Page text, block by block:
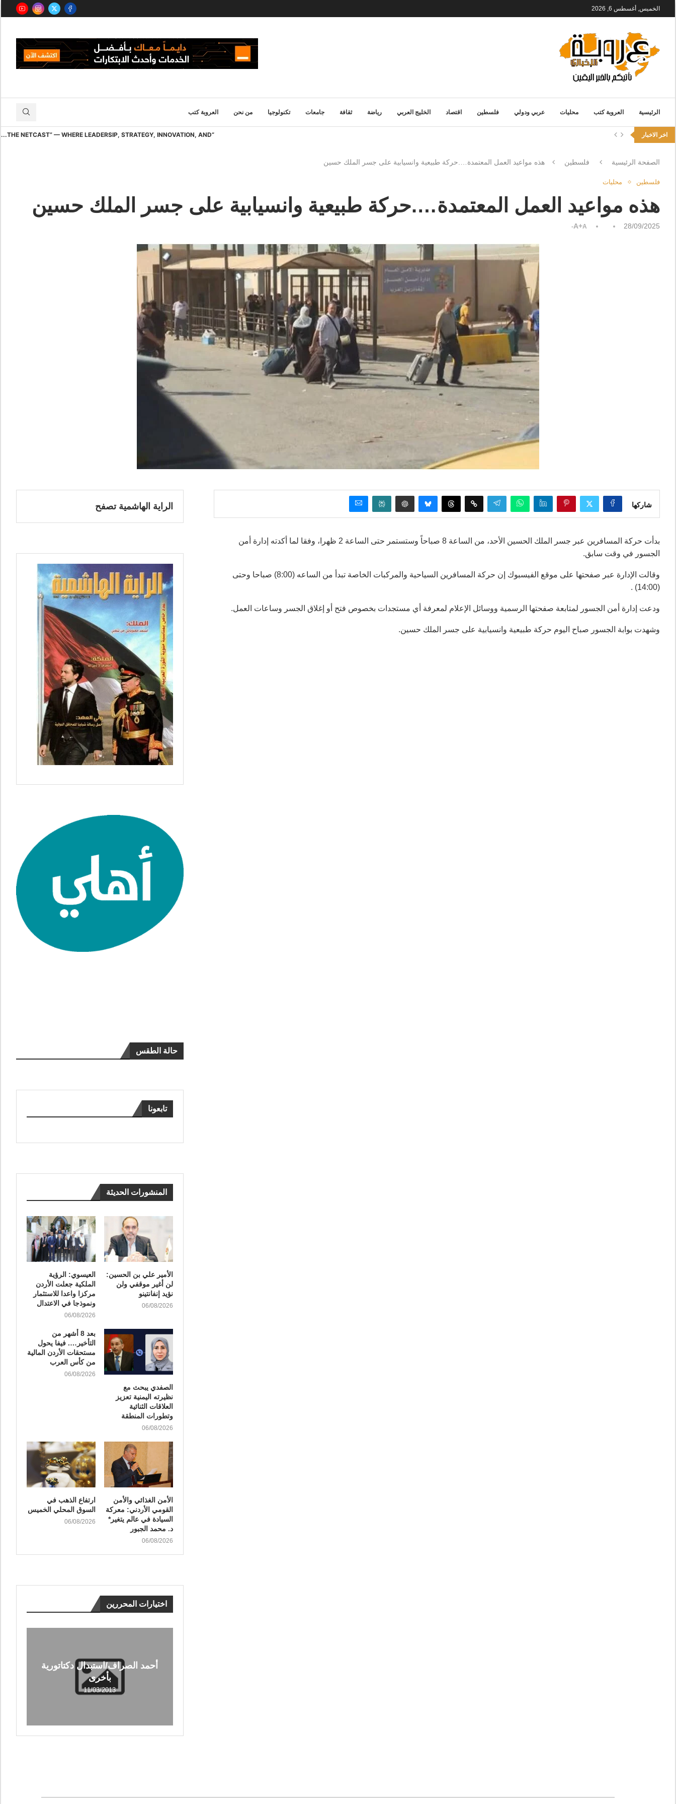
الخميس, أغسطس 6, 2026
الرئيسية العروبة كتب محليات عربي ودولي فلسطين اقتصاد الخليج العربي رياضة ثقافة جامعات تكنولوجيا من نحن العروبة كتب
اخر الاخبار “THE NETCAST” — WHERE LEADERSIP, STRATEGY, INNOVATION, AND...
الصفحة الرئيسية فلسطين هذه مواعيد العمل المعتمدة….حركة طبيعية وانسيابية على جسر الملك حسين
فلسطين محليات
هذه مواعيد العمل المعتمدة….حركة طبيعية وانسيابية على جسر الملك حسين
28/09/2025
A+A-
شاركها
بدأت حركة المسافرين عبر جسر الملك الحسين الأحد، من الساعة 8 صباحاً وستستمر حتى الساعة 2 ظهرا، وفقا لما أكدته إدارة أمن
الجسور في وقت سابق.
وقالت الإدارة عبر صفحتها على موقع الفيسبوك إن حركة المسافرين السياحية والمركبات الخاصة تبدأ من الساعه (8:00) صباحا وحتى
(14:00) .
ودعت إدارة أمن الجسور لمتابعة صفحتها الرسمية ووسائل الإعلام لمعرفة أي مستجدات بخصوص فتح أو إغلاق الجسر وساعات العمل.
وشهدت بوابة الجسور صباح اليوم حركة طبيعية وانسيابية على جسر الملك حسين.
الراية الهاشمية تصفح
حالة الطقس
تابعونا
المنشورات الحديثة
الأمير علي بن الحسين:
لن أغير موقفي ولن
نؤيد إنفانتينو
06/08/2026
العيسوي: الرؤية
الملكية جعلت الأردن
مركزا واعدا للاستثمار
ونموذجا في الاعتدال
06/08/2026
الصفدي يبحث مع
نظيرته اليمنية تعزيز
العلاقات الثنائية
وتطورات المنطقة
06/08/2026
بعد 8 أشهر من
التأخير…. فيفا يحول
مستحقات الأردن المالية
من كأس العرب
06/08/2026
الأمن الغذائي والأمن
القومي الأردني: معركة
السيادة في عالم يتغير*
د. محمد الجبور
06/08/2026
ارتفاع الذهب في
السوق المحلي الخميس
06/08/2026
اختيارات المحررين
أحمد الصراف/استبدال دكتاتورية
بأخرى
11/03/2013